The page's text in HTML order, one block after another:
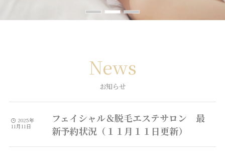
News
お知らせ
2025年
11月11日
フェイシャル＆脱毛エステサロン 最
新予約状況（１１月１１日更新）